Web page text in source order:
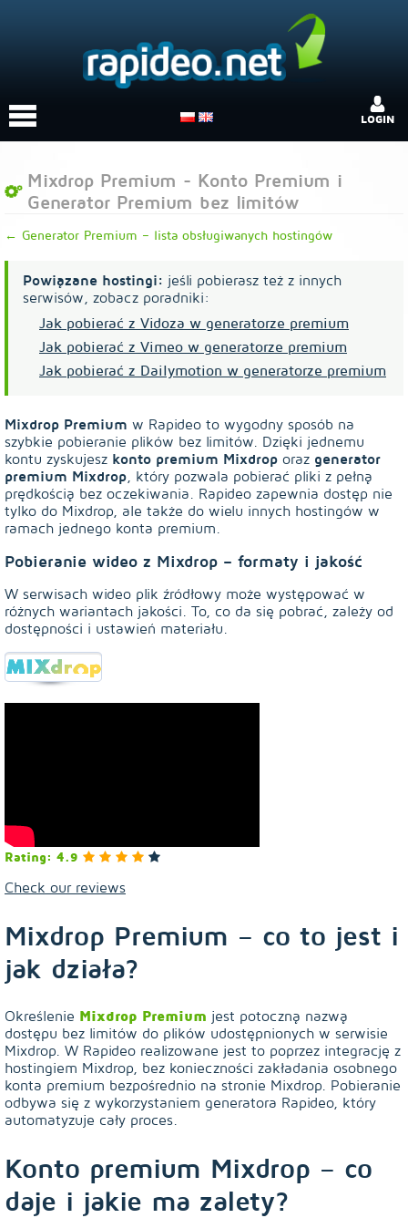
LOGIN
Mixdrop Premium - Konto Premium i
Generator Premium bez limitów
← Generator Premium – lista obsługiwanych hostingów
Powiązane hostingi: jeśli pobierasz też z innych
serwisów, zobacz poradniki:
Jak pobierać z Vidoza w generatorze premium
Jak pobierać z Vimeo w generatorze premium
Jak pobierać z Dailymotion w generatorze premium
Mixdrop Premium w Rapideo to wygodny sposób na
szybkie pobieranie plików bez limitów. Dzięki jednemu
kontu zyskujesz konto premium Mixdrop oraz generator
premium Mixdrop, który pozwala pobierać pliki z pełną
prędkością bez oczekiwania. Rapideo zapewnia dostęp nie
tylko do Mixdrop, ale także do wielu innych hostingów w
ramach jednego konta premium.
Pobieranie wideo z Mixdrop – formaty i jakość
W serwisach wideo plik źródłowy może występować w
różnych wariantach jakości. To, co da się pobrać, zależy od
dostępności i ustawień materiału.
Rating: 4.9
Check our reviews
Mixdrop Premium – co to jest i
jak działa?
Określenie Mixdrop Premium jest potoczną nazwą
dostępu bez limitów do plików udostępnionych w serwisie
Mixdrop. W Rapideo realizowane jest to poprzez integrację z
hostingiem Mixdrop, bez konieczności zakładania osobnego
konta premium bezpośrednio na stronie Mixdrop. Pobieranie
odbywa się z wykorzystaniem generatora Rapideo, który
automatyzuje cały proces.
Konto premium Mixdrop – co
daje i jakie ma zalety?